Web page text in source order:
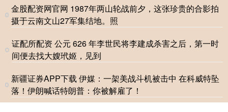
金股配资网官网 1987年两山轮战前夕，这张珍贵的合影拍
摄于云南文山27军集结地。照
证配所配资 公元 626 年李世民将李建成杀害之后，第一时
间便去找大嫂玳姬，见到
新疆证券APP下载 伊媒：一架美战斗机被击中 在科威特坠
落！伊朗喊话特朗普：你被解雇了！